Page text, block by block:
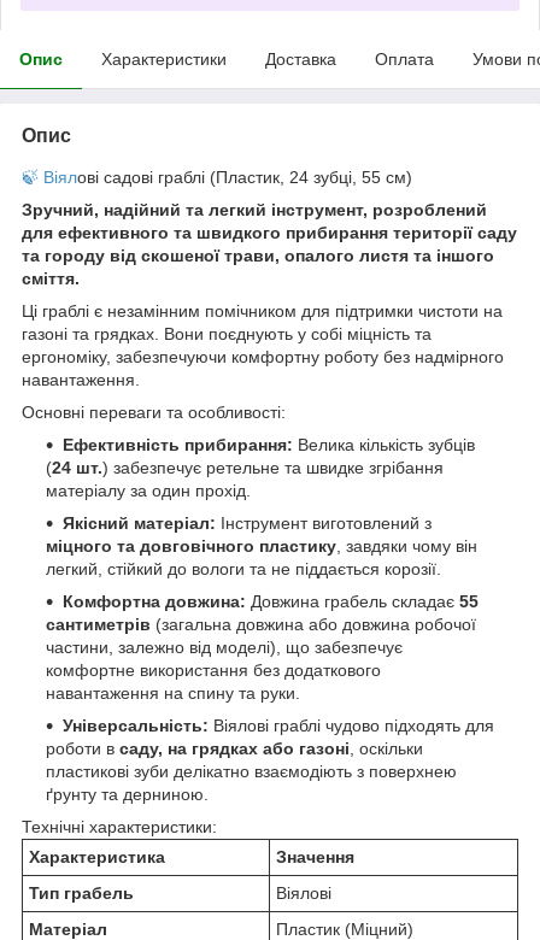
Опис Характеристики Доставка Оплата Умови
Опис
🍃 Віялові садові граблі (Пластик, 24 зубці, 55 см)
Зручний, надійний та легкий інструмент, розроблений
для ефективного та швидкого прибирання території саду
та городу від скошеної трави, опалого листя та іншого
сміття.
Ці граблі є незамінним помічником для підтримки чистоти на
газоні та грядках. Вони поєднують у собі міцність та
ергономіку, забезпечуючи комфортну роботу без надмірного
навантаження.
Основні переваги та особливості:
Ефективність прибирання: Велика кількість зубців
(24 шт.) забезпечує ретельне та швидке згрібання
матеріалу за один прохід.
Якісний матеріал: Інструмент виготовлений з
міцного та довговічного пластику , завдяки чому він
легкий, стійкий до вологи та не піддається корозії.
Комфортна довжина: Довжина грабель складає 55
сантиметрів (загальна довжина або довжина робочої
частини, залежно від моделі), що забезпечує
комфортне використання без додаткового
навантаження на спину та руки.
Універсальність: Віялові граблі чудово підходять для
роботи в саду, на грядках або газоні , оскільки
пластикові зуби делікатно взаємодіють з поверхнею
ґрунту та дерниною.
Технічні характеристики:
Характеристика
Значення
Тип грабель
Віялові
Матеріал
Пластик (Міцний)